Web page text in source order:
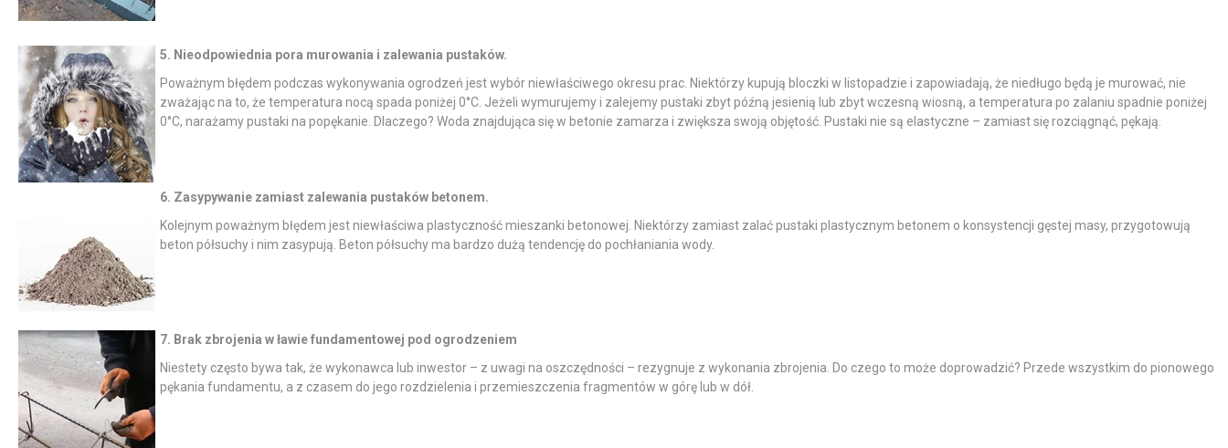
5. Nieodpowiednia pora murowania i zalewania pustaków.
Poważnym błędem podczas wykonywania ogrodzeń jest wybór niewłaściwego okresu prac. Niektórzy kupują bloczki w listopadzie i zapowiadają, że niedługo będą je murować, nie
zważając na to, że temperatura nocą spada poniżej 0°C . Jeżeli wymurujemy i zalejemy pustaki zbyt późną jesienią lub zbyt wczesną wiosną, a temperatura po zalaniu spadnie poniżej
0°C, narażamy pustaki na popękanie. Dlaczego? Woda znajdująca się w betonie zamarza i zwiększa swoją objętość. Pustaki nie są elastyczne – zamiast się rozciągnąć, pękają.
6. Zasypywanie zamiast zalewania pustaków betonem.
Kolejnym poważnym błędem jest niewłaściwa plastyczność mieszanki betonowej. Niektórzy zamiast zalać pustaki plastycznym betonem o konsystencji gęstej masy, przygotowują
beton półsuchy i nim zasypują. Beton półsuchy ma bardzo dużą tendencję do pochłaniania wody.
7. Brak zbrojenia w ławie fundamentowej pod ogrodzeniem
Niestety często bywa tak, że wykonawca lub inwestor – z uwagi na oszczędności – rezygnuje z wykonania zbrojenia. Do czego to może doprowadzić? Przede wszystkim do pionowego
pękania fundamentu, a z czasem do jego rozdzielenia i przemieszczenia fragmentów w górę lub w dół.